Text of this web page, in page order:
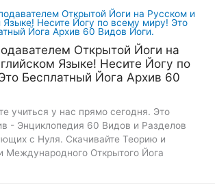
Открытой Йоги на
Языке! Несите Йогу по
Бесплатный Йога Архив 60
учиться у нас прямо сегодня. Это
- Энциклопедия 60 Видов и Разделов
с Нуля. Скачивайте Теорию и
Международного Открытого Йога